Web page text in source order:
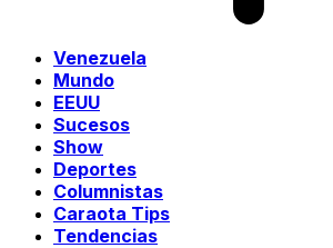
Venezuela
Mundo
EEUU
Sucesos
Show
Deportes
Columnistas
Caraota Tips
Tendencias